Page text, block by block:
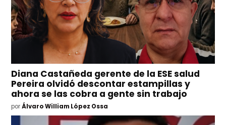
Diana Castañeda gerente de la ESE salud
Pereira olvidó descontar estampillas y
ahora se las cobra a gente sin trabajo
por Álvaro William López Ossa